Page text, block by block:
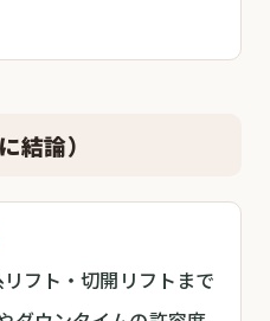
結論）
フト・切開リフトまで